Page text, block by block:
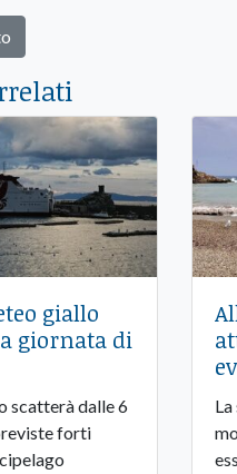
giallo
giornata di
scatterà dalle 6
forti